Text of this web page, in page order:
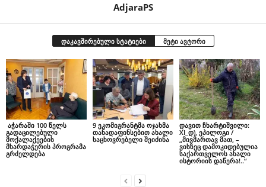
AdjaraPS
დაკავშირებული სტატიები მეტი ავტორი
აჭარაში 100 წელს
გადაცილებული
მოქალაქეების
მხარდაჭერის პროგრამა
გრძელდება
9 ეკომიგრანტმა ოჯახმა
თანადაფინსებით ახალი
საცხოვრებელი შეიძინა
დავით ჩხარტიშვილი:
XI_დ), ეპილოგი /
„მივმართავ მათ, –
ვისზეც დამოკიდებულია
საქართველოს ახალი
ისტორიის დაწერა!..“